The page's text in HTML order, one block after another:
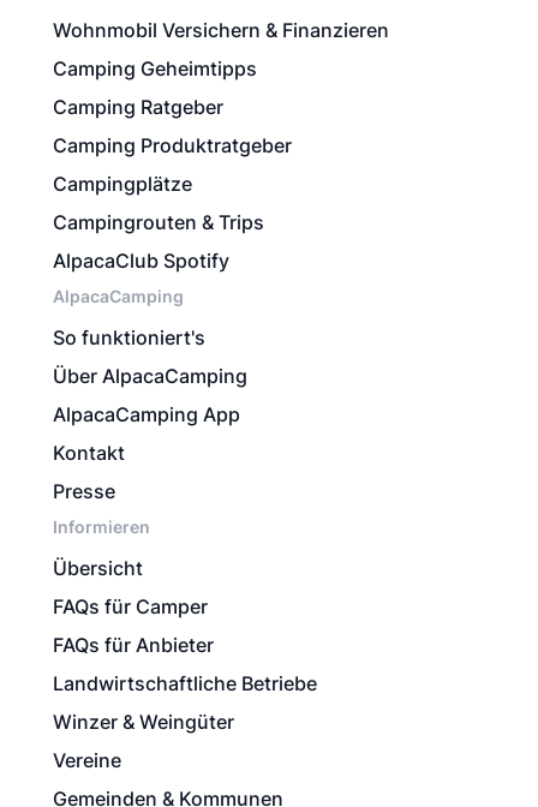
Wohnmobil Versichern & Finanzieren
Camping Geheimtipps
Camping Ratgeber
Camping Produktratgeber
Campingplätze
Campingrouten & Trips
AlpacaClub Spotify
AlpacaCamping
So funktioniert's
Über AlpacaCamping
AlpacaCamping App
Kontakt
Presse
Informieren
Übersicht
FAQs für Camper
FAQs für Anbieter
Landwirtschaftliche Betriebe
Winzer & Weingüter
Vereine
Gemeinden & Kommunen